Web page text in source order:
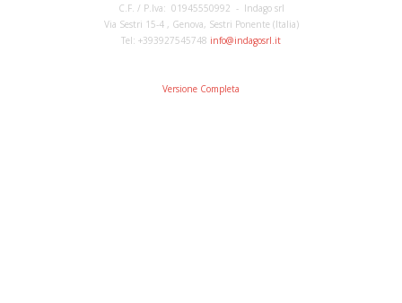
C.F. / P.Iva: 01945550992 - Indago srl
Via Sestri 15-4 , Genova, Sestri Ponente (Italia)
Tel: +393927545748 info@indagosrl.it
Versione Completa